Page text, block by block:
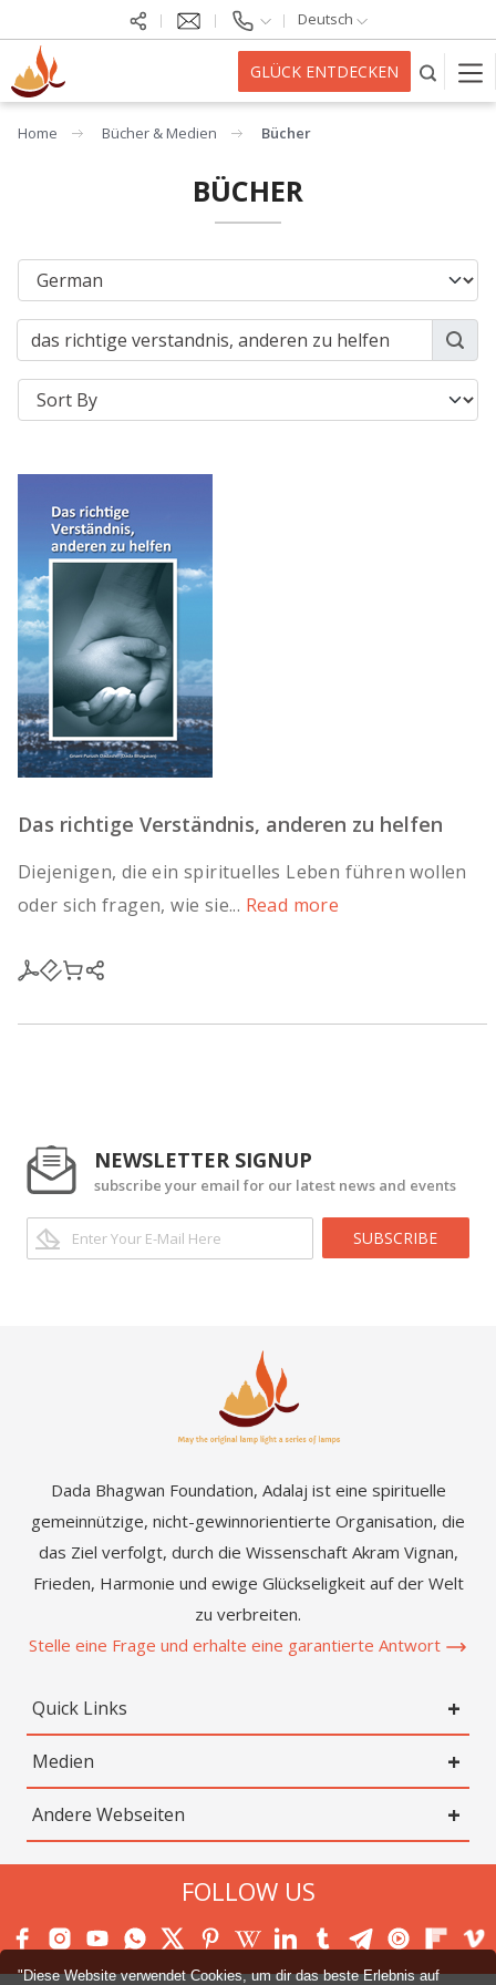
"Diese Website verwendet Cookies, um dir das beste Erlebnis auf
Deutsch
GLÜCK ENTDECKEN
Home Bücher & Medien Bücher
BÜCHER
Das richtige Verständnis, anderen zu helfen
Diejenigen, die ein spirituelles Leben führen wollen
oder sich fragen, wie sie... Read more
NEWSLETTER SIGNUP
subscribe your email for our latest news and events
SUBSCRIBE
Dada Bhagwan Foundation, Adalaj ist eine spirituelle
gemeinnützige, nicht-gewinnorientierte Organisation, die
das Ziel verfolgt, durch die Wissenschaft Akram Vignan,
Frieden, Harmonie und ewige Glückseligkeit auf der Welt
zu verbreiten.
Stelle eine Frage und erhalte eine garantierte Antwort
Quick Links
Medien
Andere Webseiten
FOLLOW US